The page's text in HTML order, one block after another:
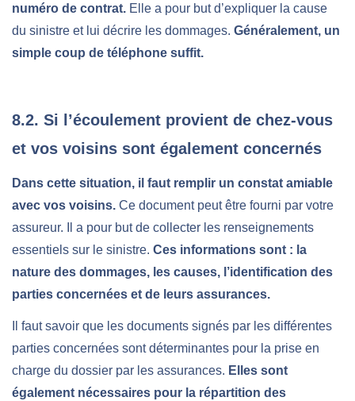
numéro de contrat. Elle a pour but d’expliquer la cause
du sinistre et lui décrire les dommages. Généralement, un
simple coup de téléphone suffit.
8.2. Si l’écoulement provient de chez-vous
et vos voisins sont également concernés
Dans cette situation, il faut remplir un constat amiable
avec vos voisins. Ce document peut être fourni par votre
assureur. Il a pour but de collecter les renseignements
essentiels sur le sinistre. Ces informations sont : la
nature des dommages, les causes, l’identification des
parties concernées et de leurs assurances.
Il faut savoir que les documents signés par les différentes
parties concernées sont déterminantes pour la prise en
charge du dossier par les assurances. Elles sont
également nécessaires pour la répartition des